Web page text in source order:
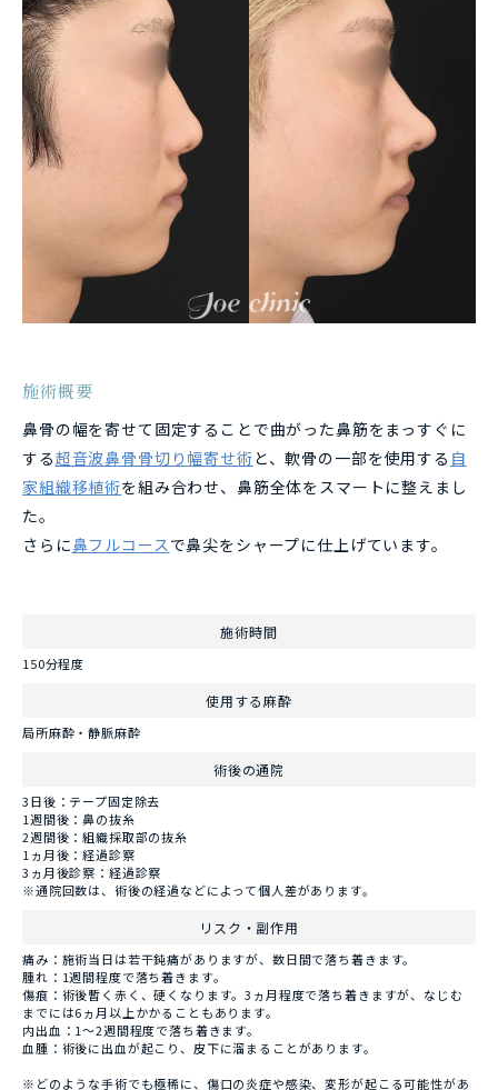
施術概要
鼻骨の幅を寄せて固定することで曲がった鼻筋をまっすぐに
する超音波鼻骨骨切り幅寄せ術と、軟骨の一部を使用する 自
家組織移植術を組み合わせ、鼻筋全体をスマートに整えまし
た。
さらに鼻フルコースで鼻尖をシャープに仕上げています。
施術時間
150分程度
使用する麻酔
局所麻酔・静脈麻酔
術後の通院
3日後：テープ固定除去
1週間後：鼻の抜糸
2週間後：組織採取部の抜糸
1ヵ月後：経過診察
3ヵ月後診察：経過診察
※通院回数は、術後の経過などによって個人差があります。
リスク・副作用
痛み：施術当日は若干鈍痛がありますが、数日間で落ち着きます。
腫れ：1週間程度で落ち着きます。
傷痕：術後暫く赤く、硬くなります。3ヵ月程度で落ち着きますが、なじむ
までには6ヵ月以上かかることもあります。
内出血：1～2週間程度で落ち着きます。
血腫：術後に出血が起こり、皮下に溜まることがあります。
※どのような手術でも極稀に、傷口の炎症や感染、変形が起こる可能性があ